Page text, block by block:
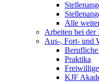
Alle
Arbeiten bei der
Aus-, Fort- und
Berufliche
Praktika
KJF